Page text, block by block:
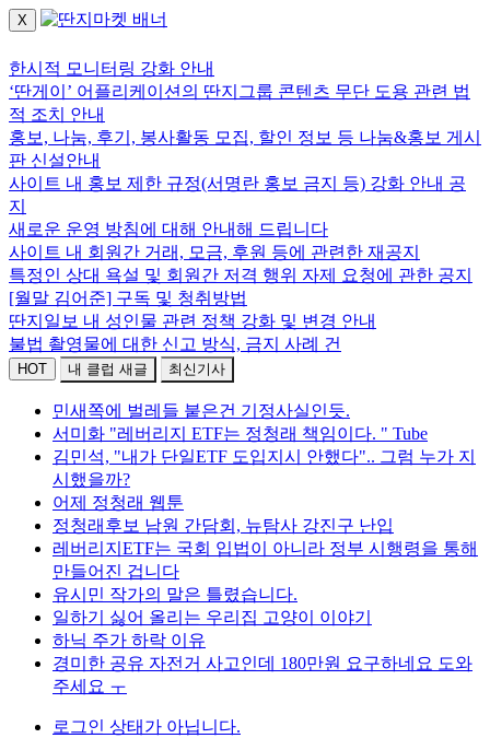
X
한시적 모니터링 강화 안내
‘딴게이’ 어플리케이션의 딴지그룹 콘텐츠 무단 도용 관련 법
적 조치 안내
홍보, 나눔, 후기, 봉사활동 모집, 할인 정보 등 나눔&홍보 게시
판 신설안내
사이트 내 홍보 제한 규정(서명란 홍보 금지 등) 강화 안내 공
지
새로운 운영 방침에 대해 안내해 드립니다
사이트 내 회원간 거래, 모금, 후원 등에 관련한 재공지
특정인 상대 욕설 및 회원간 저격 행위 자제 요청에 관한 공지
[월말 김어준] 구독 및 청취방법
딴지일보 내 성인물 관련 정책 강화 및 변경 안내
불법 촬영물에 대한 신고 방식, 금지 사례 건
HOT 내 클럽 새글 최신기사
민새쪽에 벌레들 붙은건 기정사실인듯.
서미화 "레버리지 ETF는 정청래 책임이다. " Tube
김민석, "내가 단일ETF 도입지시 안했다".. 그럼 누가 지
시했을까?
어제 정청래 웹툰
정청래후보 남원 간담회, 뉴탐사 강진구 난입
레버리지ETF는 국회 입법이 아니라 정부 시행령을 통해
만들어진 겁니다
유시민 작가의 말은 틀렸습니다.
일하기 싫어 올리는 우리집 고양이 이야기
하닉 주가 하락 이유
경미한 공유 자전거 사고인데 180만원 요구하네요 도와
주세요 ㅜ
로그인 상태가 아닙니다.